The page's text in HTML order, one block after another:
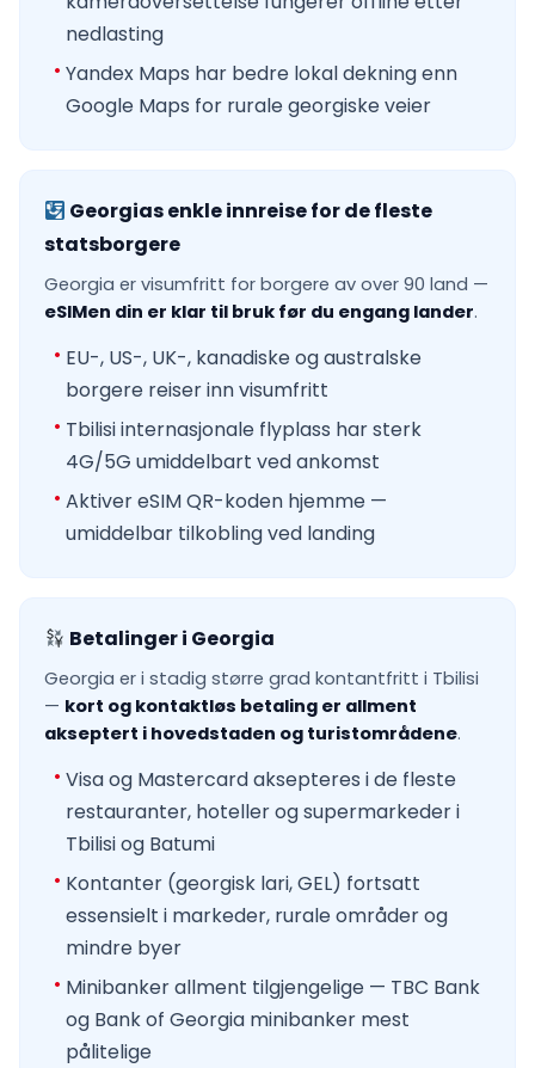
nedlasting
Yandex Maps har bedre lokal dekning enn
Google Maps for rurale georgiske veier
Georgias enkle innreise for de fleste
statsborgere
Georgia er visumfritt for borgere av over 90 land —
eSIMen din er klar til bruk før du engang lander.
EU-, US-, UK-, kanadiske og australske
borgere reiser inn visumfritt
Tbilisi internasjonale flyplass har sterk
4G/5G umiddelbart ved ankomst
Aktiver eSIM QR-koden hjemme —
umiddelbar tilkobling ved landing
Betalinger i Georgia
Georgia er i stadig større grad kontantfritt i Tbilisi
— kort og kontaktløs betaling er allment
akseptert i hovedstaden og turistområdene.
Visa og Mastercard aksepteres i de fleste
restauranter, hoteller og supermarkeder i
Tbilisi og Batumi
Kontanter (georgisk lari, GEL) fortsatt
essensielt i markeder, rurale områder og
mindre byer
Minibanker allment tilgjengelige — TBC Bank
og Bank of Georgia minibanker mest
pålitelige